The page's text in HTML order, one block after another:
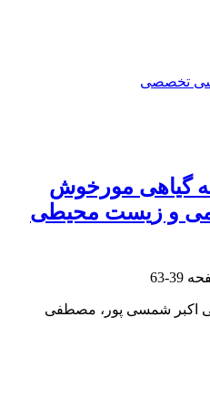
تخصصی
گیاهی مورخوش
و زیست محیطی
39-63
اکبر شمسی پور، مصطفی